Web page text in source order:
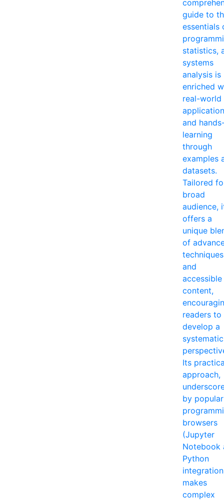
guide to
essentials
statistics,
systems
analysis is
enriched
real-world
and
learning
through
examples
datasets.
Tailored
broad
audience,
offers a
unique
of
techniques
and
accessible
content,
readers to
develop a
systematic
Its
approach,
by popular
browsers
(Jupyter
Notebook
Python
makes
complex